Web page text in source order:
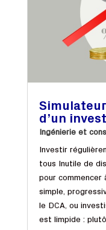
d’un
Ingénierie et
Investir
tous Inutile de
pour commencer
simple,
le DCA, ou
est limpide :